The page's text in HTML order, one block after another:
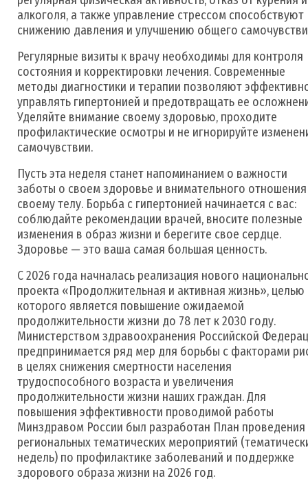
алкоголя, а также управление стрессом способствуют
снижению давления и улучшению общего
Регулярные визиты к врачу необходимы для контроля
состояния и корректировки лечения. Современные
методы диагностики и терапии позволяют
управлять гипертонией и предотвращать ее
Уделяйте внимание своему здоровью, проходите
профилактические осмотры и не игнорируйте
самочувствии.
Пусть эта неделя станет напоминанием о важности
заботы о своем здоровье и внимательного
своему телу. Борьба с гипертонией начинается с вас:
соблюдайте рекомендации врачей, вносите полезные
изменения в образ жизни и берегите свое сердце.
Здоровье — это ваша самая большая ценность.
С 2026 года начналась реализация нового
проекта «Продолжительная и активная жизнь», целью
которого является повышение ожидаемой
продолжительности жизни до 78 лет к 2030 году.
Министерством здравоохранения Российской
предпринимается ряд мер для борьбы с факторами
в целях снижения смертности населения
трудоспособного возраста и увеличения
продолжительности жизни наших граждан. Для
повышения эффективности проводимой работы
Минздравом России был разработан План проведения
региональных тематических мероприятий
недель) по профилактике заболеваний и поддержке
здорового образа жизни на 2026 год.